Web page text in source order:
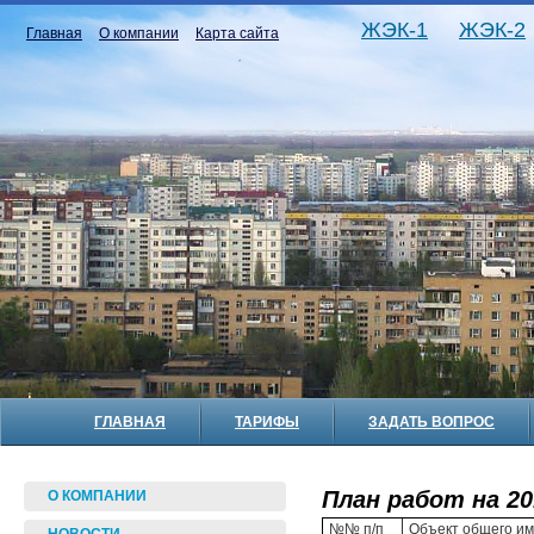
Главная О компании Карта сайта ЖЭК-1 ЖЭК-2
ГЛАВНАЯ ТАРИФЫ ЗАДАТЬ ВОПРОС
О КОМПАНИИ План работ на
№№ п/п Объект общего